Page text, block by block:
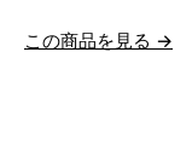
この商品を見る →